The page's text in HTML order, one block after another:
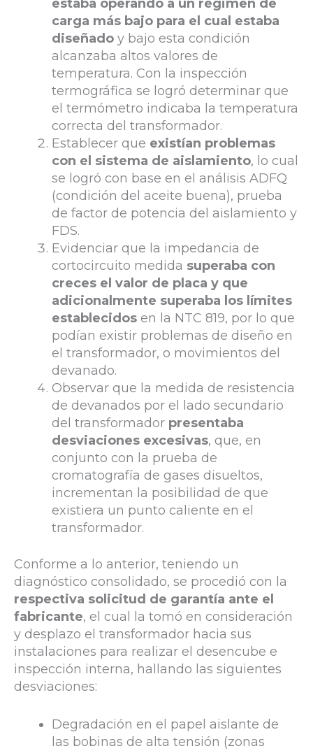
estaba operando a un régimen de
carga más bajo para el cual estaba
diseñado y bajo esta condición
alcanzaba altos valores de
temperatura. Con la inspección
termográfica se logró determinar que
el termómetro indicaba la temperatura
correcta del transformador.
Establecer que existían problemas
con el sistema de aislamiento, lo cual
se logró con base en el análisis ADFQ
(condición del aceite buena), prueba
de factor de potencia del aislamiento y
FDS.
Evidenciar que la impedancia de
cortocircuito medida superaba con
creces el valor de placa y que
adicionalmente superaba los límites
establecidos en la NTC 819, por lo que
podían existir problemas de diseño en
el transformador, o movimientos del
devanado.
Observar que la medida de resistencia
de devanados por el lado secundario
del transformador presentaba
desviaciones excesivas, que, en
conjunto con la prueba de
cromatografía de gases disueltos,
incrementan la posibilidad de que
existiera un punto caliente en el
transformador.
Conforme a lo anterior, teniendo un
diagnóstico consolidado, se procedió con la
respectiva solicitud de garantía ante el
fabricante, el cual la tomó en consideración
y desplazo el transformador hacia sus
instalaciones para realizar el desencube e
inspección interna, hallando las siguientes
desviaciones:
Degradación en el papel aislante de
las bobinas de alta tensión (zonas